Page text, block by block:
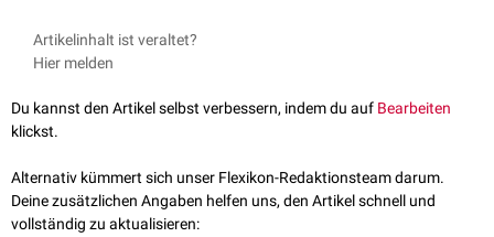
Artikelinhalt ist veraltet?
Hier melden
Du kannst den Artikel selbst verbessern, indem du auf Bearbeiten
klickst.
Alternativ kümmert sich unser Flexikon-Redaktionsteam darum.
Deine zusätzlichen Angaben helfen uns, den Artikel schnell und
vollständig zu aktualisieren: